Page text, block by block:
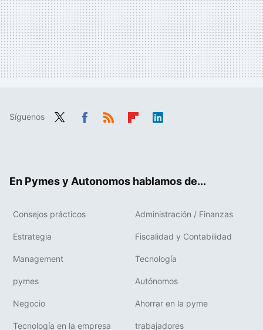
Síguenos
En Pymes y Autonomos hablamos de...
Consejos prácticos Administración / Finanzas
Estrategia Fiscalidad y Contabilidad
Management Tecnología
pymes Autónomos
Negocio Ahorrar en la pyme
Tecnología en la empresa trabajadores